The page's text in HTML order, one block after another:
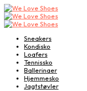
Sneakers
Kondisko
Loafers
Tennissko
Ballerinaer
Hjemmesko
Jagtstøvler